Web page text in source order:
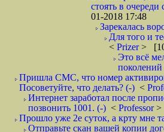
стоять в
01-2018 17:48
Зарекалась
Для того и
< Prizer>
Это всё
поколений
Пришла СМС, что номер
Посоветуйте, что делать? (-) <
Интернет заработал после
позвонить 1001. (-) < Professor>
Прошло уже 2е суток, а крту мне
Отправьте скан вашей копии